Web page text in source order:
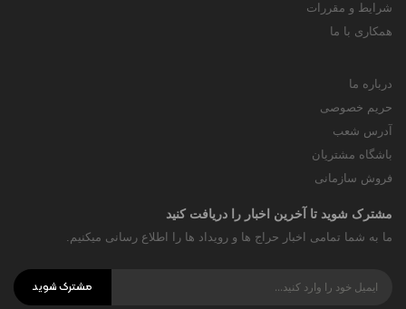
شرایط و مقررات
همکاری با ما
درباره ما
حریم خصوصی
آدرس شعب
باشگاه مشتریان
فروش سازمانی
مشترک شوید تا آخرین اخبار را دریافت کنید
ما به شما تمامی اخبار حراج ها و رویداد ها را اطلاع رسانی میکنیم.
مشترک شوید